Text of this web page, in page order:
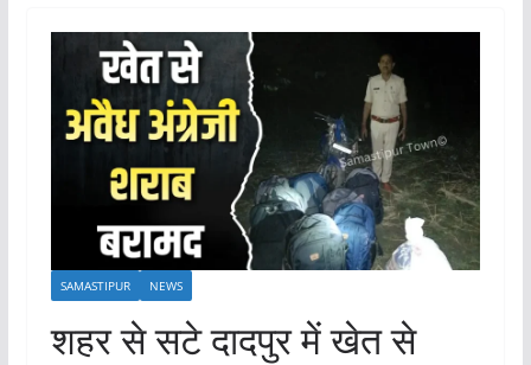
SAMASTIPUR NEWS
शहर से सटे दादपुर में खेत से